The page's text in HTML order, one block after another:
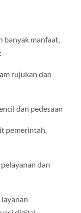
banyak manfaat,
rujukan dan
dan pedesaan
pemerintah,
dan